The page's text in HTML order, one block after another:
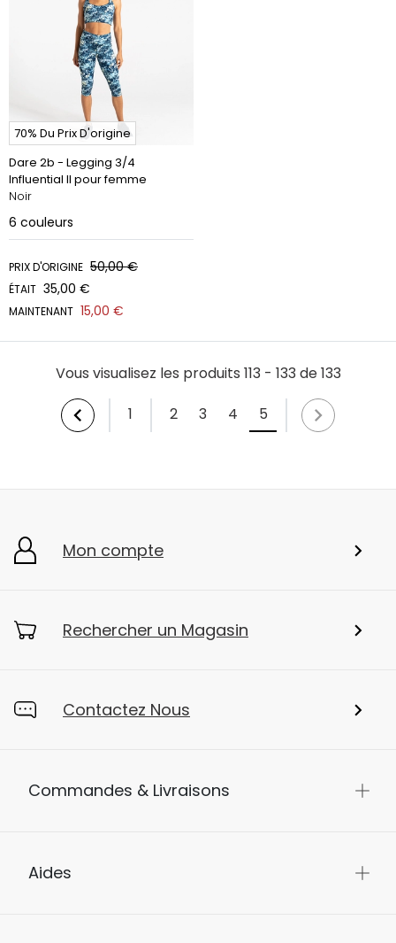
70% Du Prix D'origine
Dare 2b - Legging 3/4
Influential II pour femme
Noir
6 couleurs
PRIX D'ORIGINE 50,00 €
ÉTAIT 35,00 €
MAINTENANT 15,00 €
Vous visualisez les produits 113 - 133 de 133
1
2 3 4 5
Mon compte
Rechercher un Magasin
Contactez Nous
Commandes & Livraisons
Aides